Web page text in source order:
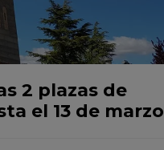
2 plazas de
el 13 de marzo